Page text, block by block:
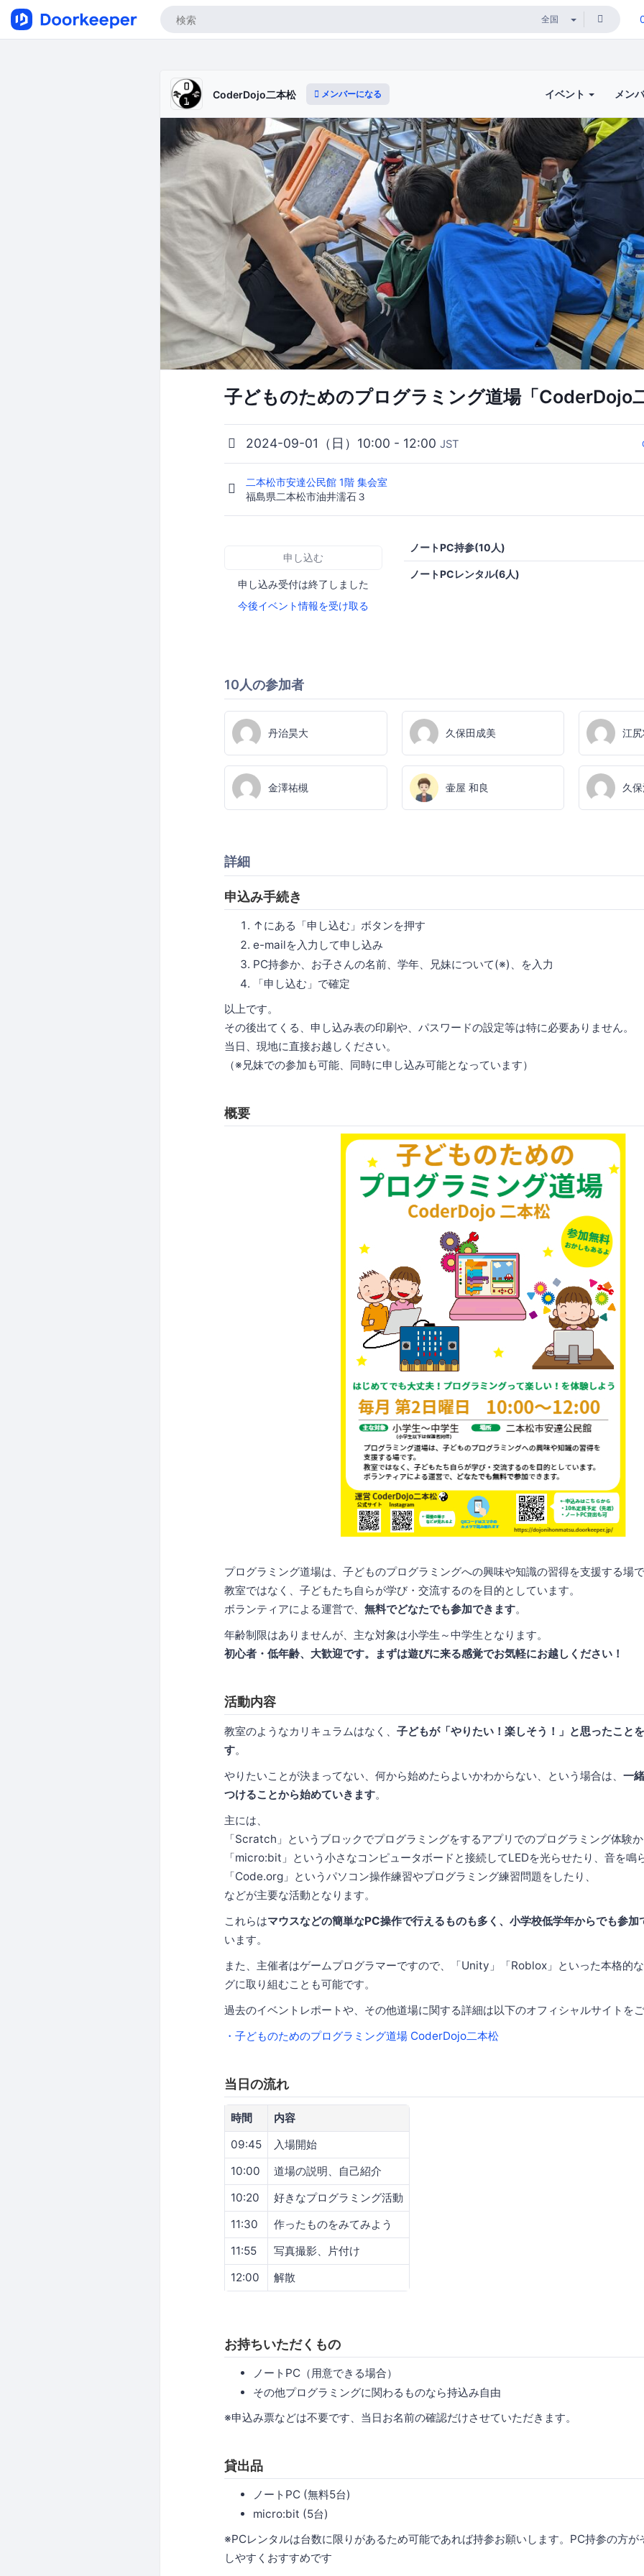
CoderDojo二本松 メンバーになる イベント メン
子どものためのプログラミング道場「CoderDojo
2024-09-01（日）10:00 - 12:00 JST
二本松市安達公民館 1階 集会室
福島県二本松市油井濡石３
申し込む
申し込み受付は終了しました
今後イベント情報を受け取る
ノートPC持参(10人)
ノートPCレンタル(6人)
10人の参加者
丹治昊大 久保田成美 江
金澤祐槻 壷屋 和良 久
詳細
申込み手続き
↑にある「申し込む」ボタンを押す
e-mailを入力して申し込み
PC持参か、お子さんの名前、学年、兄妹について(※)、を入力
「申し込む」で確定
以上です。
その後出てくる、申し込み表の印刷や、パスワードの設定等は特に必要ありません。
当日、現地に直接お越しください。
（※兄妹での参加も可能、同時に申し込み可能となっています）
概要
プログラミング道場は、子どものプログラミングへの興味や知識の習得を支援する場
教室ではなく、子どもたち自らが学び・交流するのを目的としています。
ボランティアによる運営で、 無料でどなたでも参加できます。
年齢制限はありませんが、主な対象は小学生～中学生となります。
初心者・低年齢、大歓迎です。まずは遊びに来る感覚でお気軽にお越しください！
活動内容
教室のようなカリキュラムはなく、 子どもが「やりたい！楽しそう！」と思ったこと
す。
やりたいことが決まってない、何から始めたらよいかわからない、という場合は、 一
つけることから始めていきます。
主には、
「Scratch」というブロックでプログラミングをするアプリでのプログラミング体験
「micro:bit」という小さなコンピュータボードと接続してLEDを光らせたり、音を鳴
「Code.org」というパソコン操作練習やプログラミング練習問題をしたり、
などが主要な活動となります。
これらはマウスなどの簡単なPC操作で行えるものも多く、小学校低学年からでも参加
います。
また、主催者はゲームプログラマーですので、「Unity」「Roblox」といった本格的
グに取り組むことも可能です。
過去のイベントレポートや、その他道場に関する詳細は以下のオフィシャルサイトを
・子どものためのプログラミング道場 CoderDojo二本松
当日の流れ
時間
内容
09:45
入場開始
10:00
道場の説明、自己紹介
10:20
好きなプログラミング活動
11:30
作ったものをみてみよう
11:55
写真撮影、片付け
12:00
解散
お持ちいただくもの
ノートPC（用意できる場合）
その他プログラミングに関わるものなら持込み自由
※申込み票などは不要です、当日お名前の確認だけさせていただきます。
貸出品
ノートPC (無料5台)
micro:bit (5台)
※PCレンタルは台数に限りがあるため可能であれば持参お願いします。PC持参の方が
しやすくおすすめです